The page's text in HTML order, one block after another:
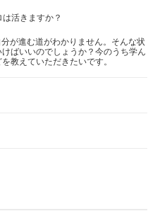
活きますか？
が進む道がわかりません。そんな状
ばいいのでしょうか？今のうち学ん
教えていただきたいです。